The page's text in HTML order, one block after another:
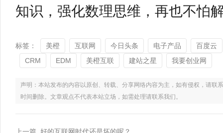
知识，强化数理思维，再也不怕
标签： 美橙 互联网 今日头条 电子产品
百度云
CRM
EDM 美橙互联 建站之星 我要创业网
声明：本站发布的内容以原创、转载、分享网络内容为主，如有侵权，请
时间删除。文章观点不代表本站立场，如需处理请联系我们。